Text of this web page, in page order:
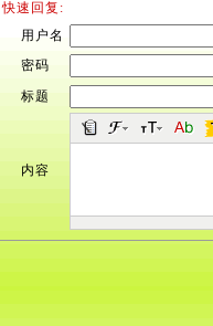
快速回复:
用户名
密码
标题
内容